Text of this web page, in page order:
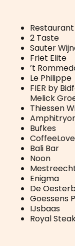
2 Taste
Sauter
Friet Elite
’t
Le Philippe
FIER by
Melick
Thiessen
Bufkes
Bali Bar
Noon
Enigma
De
Goessens
IJsbaas
Royal